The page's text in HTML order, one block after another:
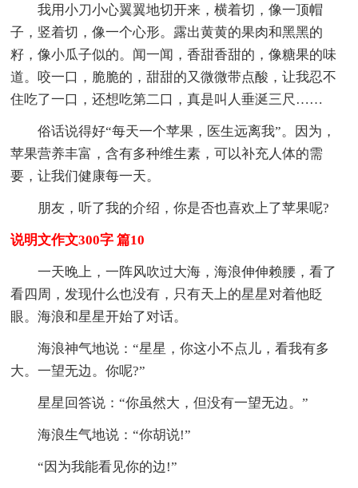
我用小刀小心翼翼地切开来，横着切，像一顶帽
子，竖着切，像一个心形。露出黄黄的果肉和黑黑的
籽，像小瓜子似的。闻一闻，香甜香甜的，像糖果的味
道。咬一口，脆脆的，甜甜的又微微带点酸，让我忍不
住吃了一口，还想吃第二口，真是叫人垂涎三尺……
俗话说得好“每天一个苹果，医生远离我”。因为，
苹果营养丰富，含有多种维生素，可以补充人体的需
要，让我们健康每一天。
朋友，听了我的介绍，你是否也喜欢上了苹果呢?
说明文作文300字 篇10
一天晚上，一阵风吹过大海，海浪伸伸赖腰，看了
看四周，发现什么也没有，只有天上的星星对着他眨
眼。海浪和星星开始了对话。
海浪神气地说：“星星，你这小不点儿，看我有多
大。一望无边。你呢?”
星星回答说：“你虽然大，但没有一望无边。”
海浪生气地说：“你胡说!”
“因为我能看见你的边!”